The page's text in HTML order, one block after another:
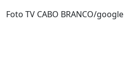
Foto TV CABO BRANCO/google